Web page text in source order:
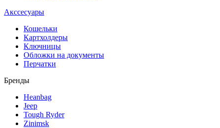
Акссесуары
Кошельки
Картхолдеры
Ключницы
Обложки на документы
Перчатки
Бренды
Heanbag
Jeep
Tough Ryder
Zinimsk